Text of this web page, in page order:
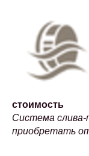
стоимость
Система слива-
приобретать